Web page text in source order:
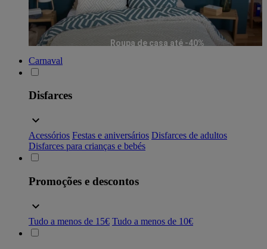
Roupa de casa até -40%
Carnaval
Disfarces
Acessórios Festas e aniversários Disfarces de adultos
Disfarces para crianças e bebés
Promoções e descontos
Tudo a menos de 15€ Tudo a menos de 10€